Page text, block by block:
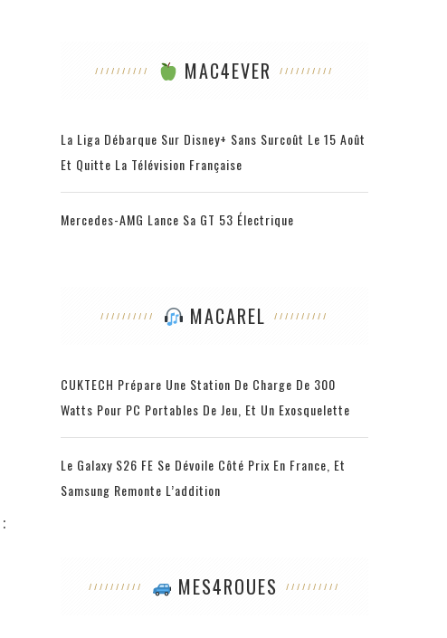
:
MAC4EVER
La Liga Débarque Sur Disney+ Sans Surcoût Le 15 Août
Et Quitte La Télévision Française
Mercedes-AMG Lance Sa GT 53 Électrique
MACAREL
CUKTECH Prépare Une Station De Charge De 300
Watts Pour PC Portables De Jeu, Et Un Exosquelette
Le Galaxy S26 FE Se Dévoile Côté Prix En France, Et
Samsung Remonte L’addition
MES4ROUES